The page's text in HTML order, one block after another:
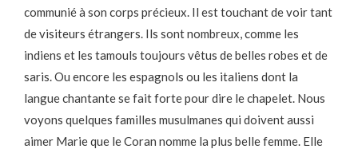
communié à son corps précieux. Il est touchant de voir tant
de visiteurs étrangers. Ils sont nombreux, comme les
indiens et les tamouls toujours vêtus de belles robes et de
saris. Ou encore les espagnols ou les italiens dont la
langue chantante se fait forte pour dire le chapelet. Nous
voyons quelques familles musulmanes qui doivent aussi
aimer Marie que le Coran nomme la plus belle femme. Elle